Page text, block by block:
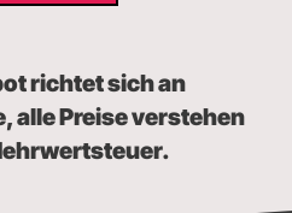
richtet sich an
alle Preise verstehen